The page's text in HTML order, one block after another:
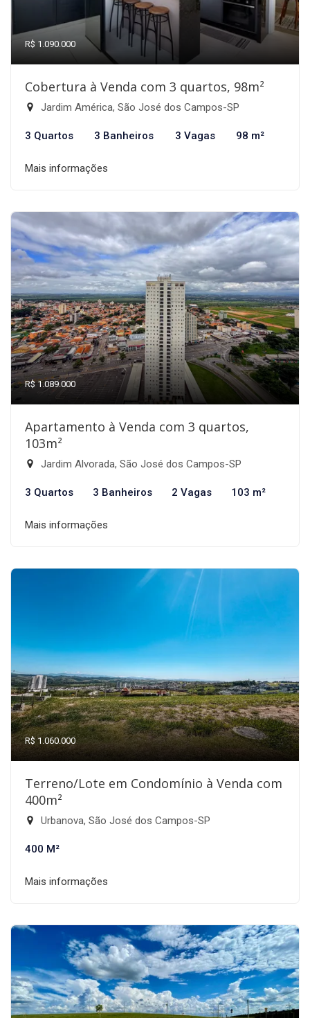
R$ 1.090.000
Cobertura à Venda com 3 quartos, 98m²
Jardim América, São José dos Campos-SP
3 Quartos 3 Banheiros 3 Vagas 98 m²
Mais informações
R$ 1.089.000
Apartamento à Venda com 3 quartos,
103m²
Jardim Alvorada, São José dos Campos-SP
3 Quartos 3 Banheiros 2 Vagas 103 m²
Mais informações
R$ 1.060.000
Terreno/Lote em Condomínio à Venda com
400m²
Urbanova, São José dos Campos-SP
400 M²
Mais informações